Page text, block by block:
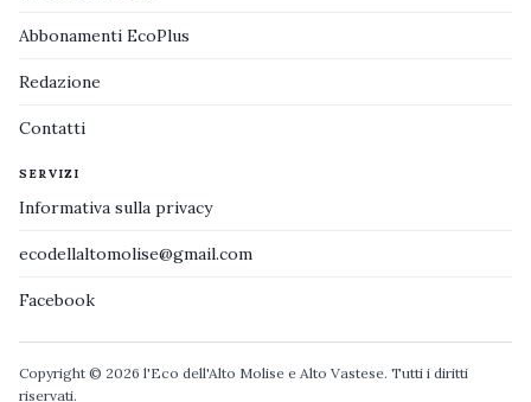
Abbonamenti EcoPlus
Redazione
Contatti
SERVIZI
Informativa sulla privacy
ecodellaltomolise@gmail.com
Facebook
Copyright © 2026 l'Eco dell'Alto Molise e Alto Vastese. Tutti i diritti
riservati.